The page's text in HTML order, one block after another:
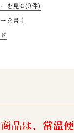
を見る(0件)
を書く
品は、 常温